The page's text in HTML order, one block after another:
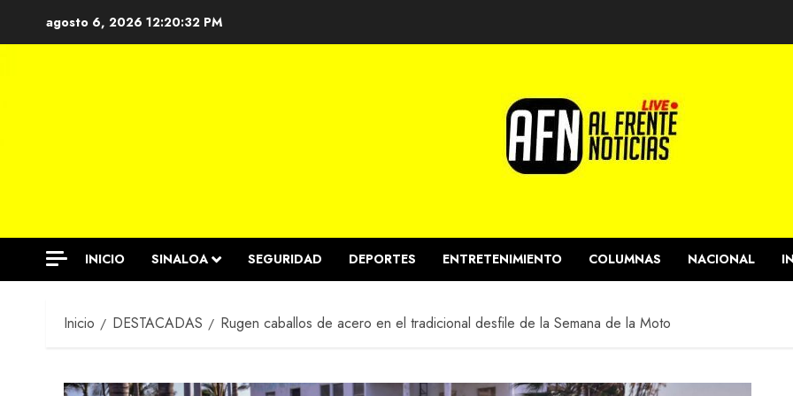
agosto 6, 2026 12:20:33 PM
INICIO SINALOA SEGURIDAD DEPORTES ENTRETENIMIENTO COLUMNAS NACIONAL
Inicio DESTACADAS Rugen caballos de acero en el tradicional desfile de la Semana de la Moto